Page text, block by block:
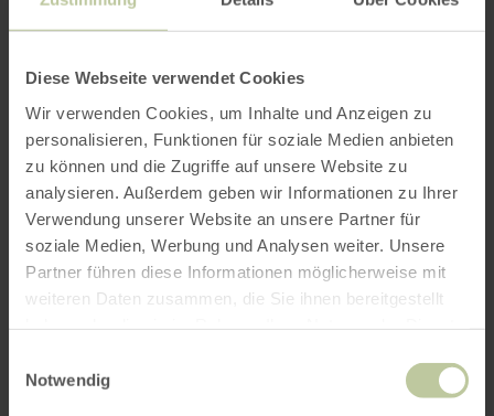
Diese Webseite verwendet Cookies
Wir verwenden Cookies, um Inhalte und Anzeigen zu
personalisieren, Funktionen für soziale Medien anbieten
zu können und die Zugriffe auf unsere Website zu
analysieren. Außerdem geben wir Informationen zu Ihrer
Verwendung unserer Website an unsere Partner für
soziale Medien, Werbung und Analysen weiter. Unsere
Partner führen diese Informationen möglicherweise mit
weiteren Daten zusammen, die Sie ihnen bereitgestellt
Notwendig
Anfahrt von:
ROUTE PLANEN